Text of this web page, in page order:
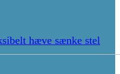
hæve sænke stel